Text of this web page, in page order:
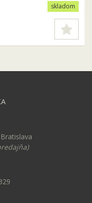
skladom